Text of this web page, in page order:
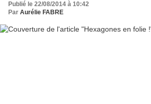
Publié le 22/08/2014 à 10:42
Par Aurélie FABRE